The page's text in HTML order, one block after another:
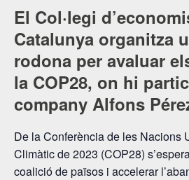
El Col·legi
Catalunya organitza
rodona per avaluar
la COP28, on hi
company Alfons
De la Conferència de les Nacions
Climàtic de 2023 (COP28)
coalició de països i accelerar